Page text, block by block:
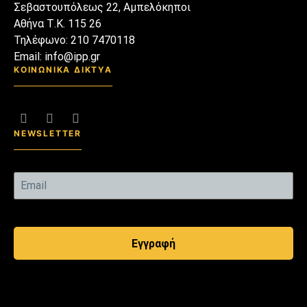
Σεβαστουπόλεως 22, Αμπελόκηποι
Αθήνα Τ.Κ. 115 26
Τηλέφωνο: 210 7470118
Email: info@ipp.gr
ΚΟΙΝΩΝΙΚΑ ΔΙΚΤΥΑ
NEWSLETTER
Εγγραφή